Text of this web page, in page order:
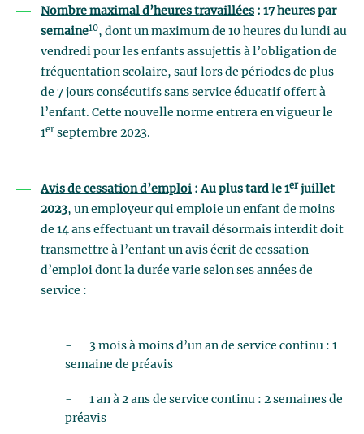
Nombre maximal d’heures travaillées : 17 heures par
semaine10, dont un maximum de 10 heures du lundi au
vendredi pour les enfants assujettis à l’obligation de
fréquentation scolaire, sauf lors de périodes de plus
de 7 jours consécutifs sans service éducatif offert à
l’enfant. Cette nouvelle norme entrera en vigueur le
1er septembre 2023.
Avis de cessation d’emploi : Au plus tard e 1er juillet
2023, un employeur qui emploie un enfant de moins
de 14 ans effectuant un travail désormais interdit doit
transmettre à l’enfant un avis écrit de cessation
d’emploi dont la durée varie selon ses années de
service :
- 3 mois à moins d’un an de service continu : 1
semaine de préavis
- 1 an à 2 ans de service continu : 2 semaines de
préavis